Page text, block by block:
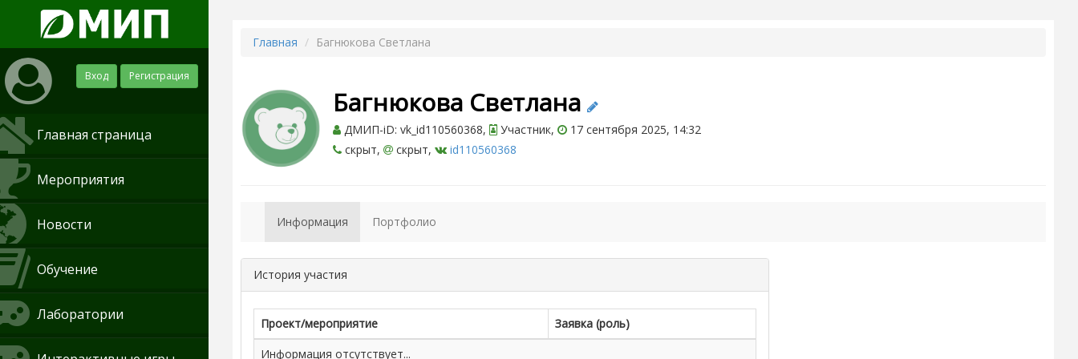
Вход Регистрация
Главная страница
Мероприятия
Новости
Обучение
Лаборатории
Главная Багнюкова Светлана
Багнюкова Светлана
ДМИП-iD: vk_id110560368, Участник,
17 сентября 2025, 14:32
скрыт,
скрыт, id110560368
Информация Портфолио
История участия
Проект/мероприятие
Заявка (роль)
Информация отсутствует...